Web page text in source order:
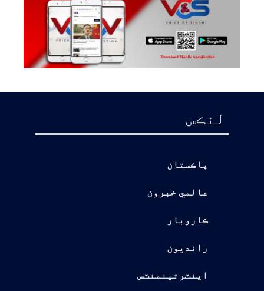
لنڪس
پاڪستان
عالمي خبرون
ڪاروبار
رانديون
اينٽرتينمنٽس